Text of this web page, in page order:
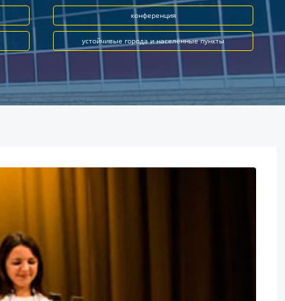
конференция
устойчивые города и населённые пункты